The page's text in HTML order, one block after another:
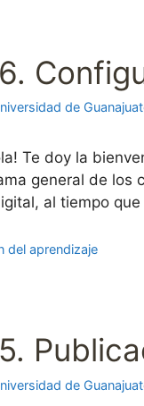
de
Te doy la
general de
al tiempo
del aprendizaje
de